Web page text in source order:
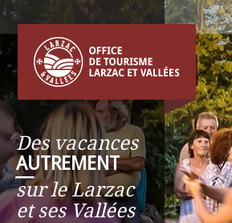
Des vacances
AUTREMENT
__
sur le Larzac
et ses Vallées